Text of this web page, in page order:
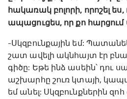
հակառակ բոլորի, որոշել
ապացուցես, որ քո հարցում
-Սկզբունքային եմ:
շատ ավելի ակնհայտ էր
գիծը: Եթե ինձ ասեին՝ դու
աշխարհը շուռ կտայի,
եմ անել: Սկզբունքներին